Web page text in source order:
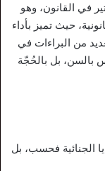
في القانون، وهو
حيث تميز بأداء
من البراءات في
بالسن، بل بالحُجّة
الجنائية فحسب، بل